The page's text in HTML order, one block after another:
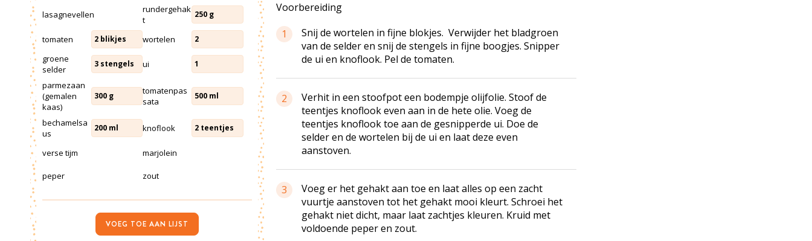
Voorbereiding
1
Snij de wortelen in fijne blokjes. Verwijder het bladgroen
van de selder en snij de stengels in fijne boogjes. Snipper
de ui en knoflook. Pel de tomaten.
2
Verhit in een stoofpot een bodempje olijfolie. Stoof de
teentjes knoflook even aan in de hete olie. Voeg de
teentjes knoflook toe aan de gesnipperde ui. Doe de
selder en de wortelen bij de ui en laat deze even
aanstoven.
3
Voeg er het gehakt aan toe en laat alles op een zacht
vuurtje aanstoven tot het gehakt mooi kleurt. Schroei het
gehakt niet dicht, maar laat zachtjes kleuren. Kruid met
voldoende peper en zout.
lasagnevellen
rundergehak
t
250 g
tomaten 2 blikjes wortelen 2
groene
selder
3 stengels ui 1
parmezaan
(gemalen
kaas)
300 g
tomatenpas
sata
500 ml
bechamelsa
us
200 ml knoflook 2 teentjes
verse tijm marjolein
peper zout
VOEG TOE AAN LIJST